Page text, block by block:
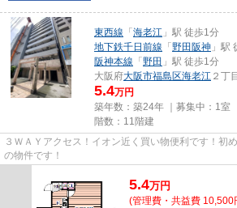
東西線 「 海老江 」駅 徒歩1分
地下鉄千日前線 「 野田阪神 」駅
阪神本線 「 野田 」駅 徒歩1分
大阪府大阪市福島区海老江 ２丁目
5.4万円
築年数：築24年 ｜募集中： 1室
階数：11階建
３ＷＡＹアクセス！イオン近く買い物便利です！初
の物件です！
5.4万円
(管理費・共益費 10,500